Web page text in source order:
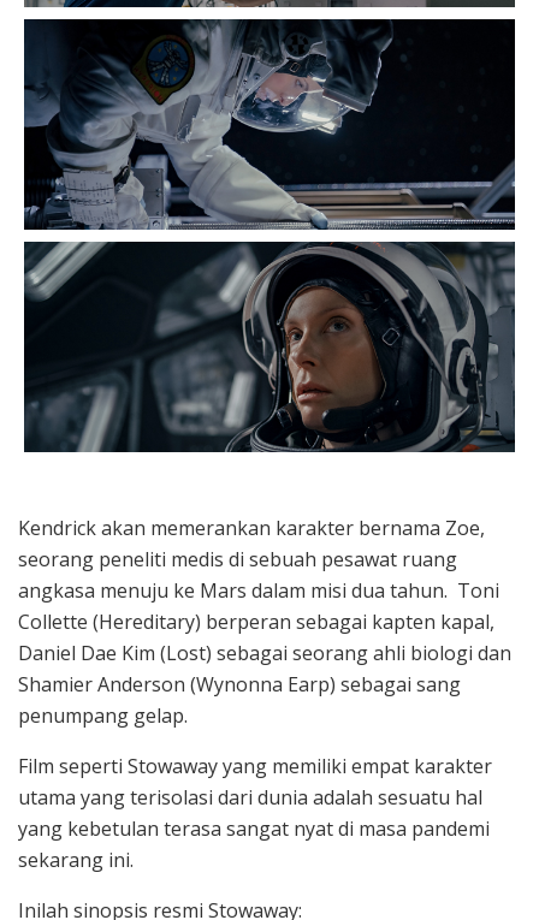
Kendrick akan memerankan karakter bernama Zoe,
seorang peneliti medis di sebuah pesawat ruang
angkasa menuju ke Mars dalam misi dua tahun. Toni
Collette (Hereditary) berperan sebagai kapten kapal,
Daniel Dae Kim (Lost) sebagai seorang ahli biologi dan
Shamier Anderson (Wynonna Earp) sebagai sang
penumpang gelap.
Film seperti Stowaway yang memiliki empat karakter
utama yang terisolasi dari dunia adalah sesuatu hal
yang kebetulan terasa sangat nyat di masa pandemi
sekarang ini.
Inilah sinopsis resmi Stowaway: